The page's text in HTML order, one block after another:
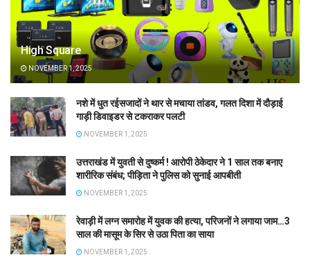
High Square
NOVEMBER 1, 2025
नशे में धुत रईसजादों ने थार से मचाया तांडव, गलत दिशा में दौड़ाई
गाड़ी डिवाइडर से टकराकर पलटी
NOVEMBER 1, 2025
उत्तराखंड में युवती से दुष्कर्म ! आरोपी ठेकेदार ने 1 साल तक बनाए
शारीरिक संबंध; पीड़िता ने पुलिस को सुनाई आपबीती
NOVEMBER 1, 2025
रेवाड़ी में लग्न समारोह में युवक की हत्या, परिजनों ने लगाया जाम…3
साल की मासूम के सिर से उठा पिता का साया
NOVEMBER 1, 2025